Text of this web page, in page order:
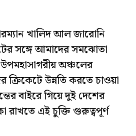
খালিদ আল জারোনি
সঙ্গে আমাদের সমঝোতা
উপমহাসাগরীয় অঞ্চলের
ক্রিকেটে উন্নতি করতে চাওয়া
বাইরে গিয়ে দুই দেশের
রাখতে এই চুক্তি গুরুত্বপূর্ণ